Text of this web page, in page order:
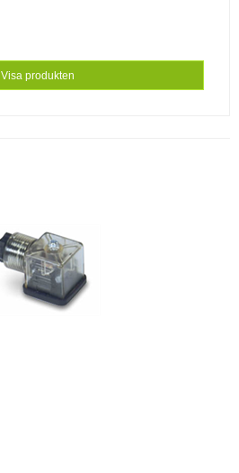
Visa produkten